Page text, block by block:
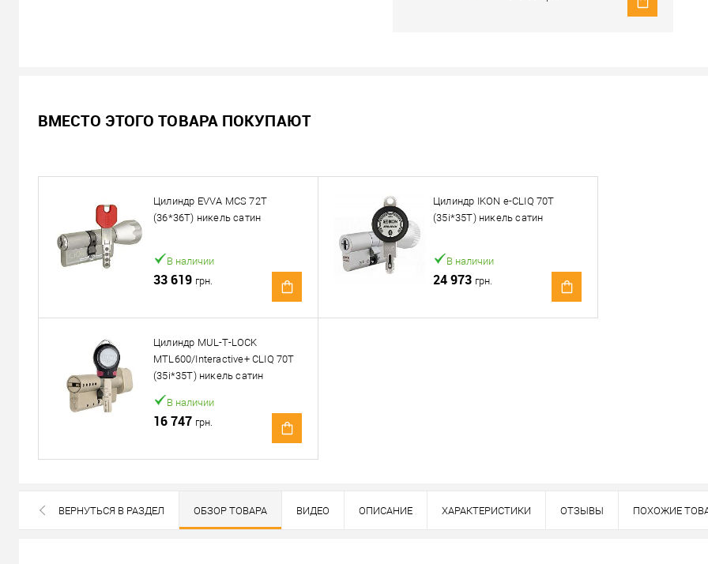
Кол-во:
В корзину Купить в 1 клик
Можем установить этот товар. Подробности спрашивайте у менеджера.
Оплата
Доставка сердцевин от 4000 грн осуществляется бесплатно
«Новой Почтой» по Украине
Самовывоз
Минимальная сумма заказа 400 грн
Доставка наложенным платежом от 400 грн
ВМЕСТО ЭТОГО ТОВАРА ПОКУПАЮТ
Цилиндр EVVA MCS 72T
(36*36T) никель сатин
В наличии
33 619 грн.
Цилиндр IKON e-CLIQ 70T
(35i*35T) никель сатин
В наличии
24 973 грн.
Цилиндр MUL-T-LOCK
MTL600/Interactive+ CLIQ 70T
(35i*35T) никель сатин
В наличии
16 747 грн.
ВЕРНУТЬСЯ В РАЗДЕЛ ОБЗОР ТОВАРА ВИДЕО ОПИСАНИЕ ХАРАКТЕРИСТИКИ ОТЗЫВЫ ПОХОЖИЕ